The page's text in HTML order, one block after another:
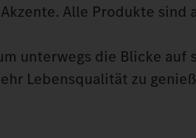
Alle Produkte sind
unterwegs die Blicke auf
Lebensqualität zu